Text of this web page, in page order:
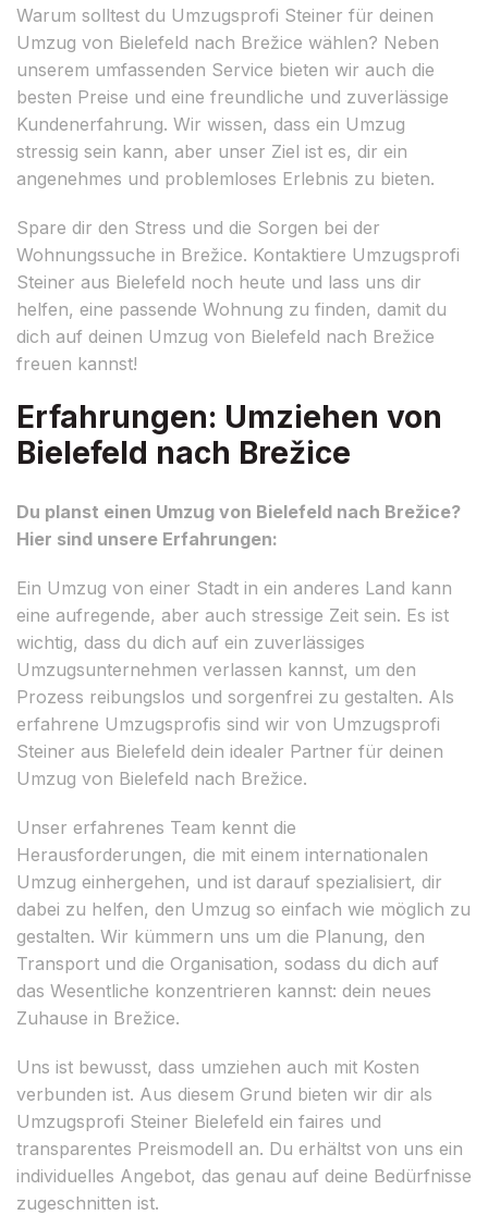
Warum solltest du Umzugsprofi Steiner für deinen
Umzug von Bielefeld nach Brežice wählen? Neben
unserem umfassenden Service bieten wir auch die
besten Preise und eine freundliche und zuverlässige
Kundenerfahrung. Wir wissen, dass ein Umzug
stressig sein kann, aber unser Ziel ist es, dir ein
angenehmes und problemloses Erlebnis zu bieten.
Spare dir den Stress und die Sorgen bei der
Wohnungssuche in Brežice. Kontaktiere Umzugsprofi
Steiner aus Bielefeld noch heute und lass uns dir
helfen, eine passende Wohnung zu finden, damit du
dich auf deinen Umzug von Bielefeld nach Brežice
freuen kannst!
Erfahrungen: Umziehen von
Bielefeld nach Brežice
Du planst einen Umzug von Bielefeld nach Brežice?
Hier sind unsere Erfahrungen:
Ein Umzug von einer Stadt in ein anderes Land kann
eine aufregende, aber auch stressige Zeit sein. Es ist
wichtig, dass du dich auf ein zuverlässiges
Umzugsunternehmen verlassen kannst, um den
Prozess reibungslos und sorgenfrei zu gestalten. Als
erfahrene Umzugsprofis sind wir von Umzugsprofi
Steiner aus Bielefeld dein idealer Partner für deinen
Umzug von Bielefeld nach Brežice.
Unser erfahrenes Team kennt die
Herausforderungen, die mit einem internationalen
Umzug einhergehen, und ist darauf spezialisiert, dir
dabei zu helfen, den Umzug so einfach wie möglich zu
gestalten. Wir kümmern uns um die Planung, den
Transport und die Organisation, sodass du dich auf
das Wesentliche konzentrieren kannst: dein neues
Zuhause in Brežice.
Uns ist bewusst, dass umziehen auch mit Kosten
verbunden ist. Aus diesem Grund bieten wir dir als
Umzugsprofi Steiner Bielefeld ein faires und
transparentes Preismodell an. Du erhältst von uns ein
individuelles Angebot, das genau auf deine Bedürfnisse
zugeschnitten ist.